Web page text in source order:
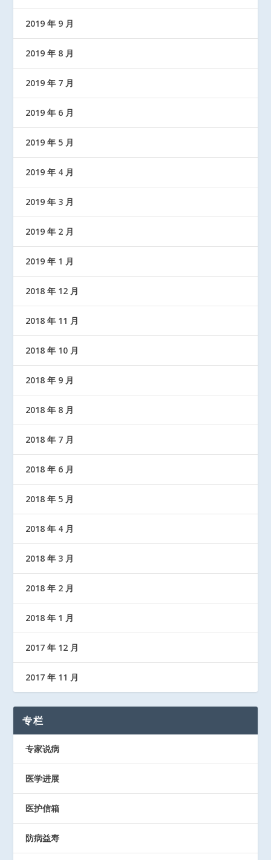
2019 年 9 月
2019 年 8 月
2019 年 7 月
2019 年 6 月
2019 年 5 月
2019 年 4 月
2019 年 3 月
2019 年 2 月
2019 年 1 月
2018 年 12 月
2018 年 11 月
2018 年 10 月
2018 年 9 月
2018 年 8 月
2018 年 7 月
2018 年 6 月
2018 年 5 月
2018 年 4 月
2018 年 3 月
2018 年 2 月
2018 年 1 月
2017 年 12 月
2017 年 11 月
专栏
专家说病
医学进展
医护信箱
防病益寿